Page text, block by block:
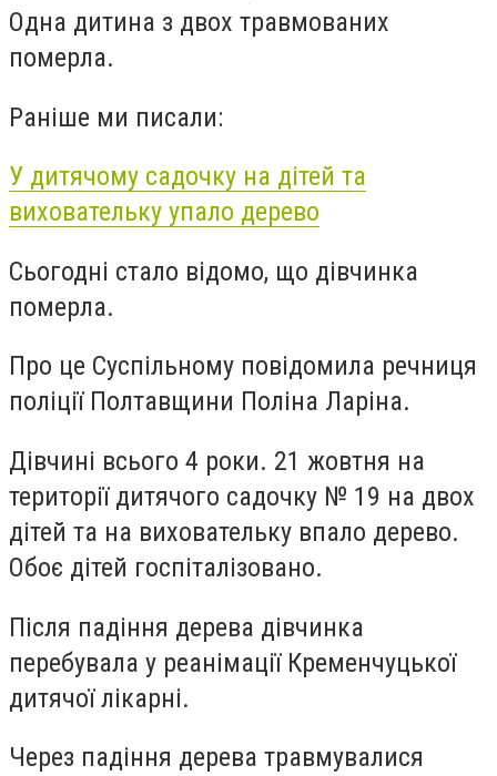
Одна дитина з двох травмованих
померла.
Раніше ми писали:
У дитячому садочку на дітей та
виховательку упало дерево
Сьогодні стало відомо, що дівчинка
померла.
Про це Суспільному повідомила речниця
поліції Полтавщини Поліна Ларіна.
Дівчині всього 4 роки. 21 жовтня на
території дитячого садочку № 19 на двох
дітей та на виховательку впало дерево.
Обоє дітей госпіталізовано.
Після падіння дерева дівчинка
перебувала у реанімації Кременчуцької
дитячої лікарні.
Через падіння дерева травмувалися